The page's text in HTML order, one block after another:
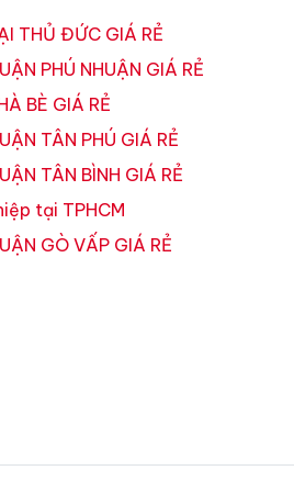
THỦ ĐỨC GIÁ RẺ
PHÚ NHUẬN GIÁ RẺ
BÈ GIÁ RẺ
TÂN PHÚ GIÁ RẺ
TÂN BÌNH GIÁ RẺ
tại TPHCM
GÒ VẤP GIÁ RẺ